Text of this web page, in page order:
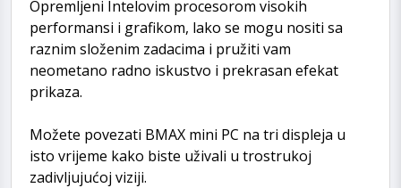
Opremljeni Intelovim procesorom visokih
performansi i grafikom, lako se mogu nositi sa
raznim složenim zadacima i pružiti vam
neometano radno iskustvo i prekrasan efekat
prikaza.
Možete povezati BMAX mini PC na tri displeja u
isto vrijeme kako biste uživali u trostrukoj
zadivljujućoj viziji.